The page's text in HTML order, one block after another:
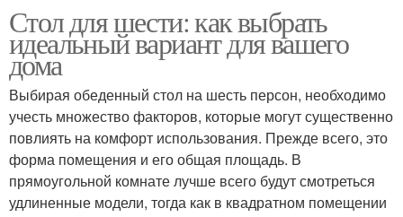
Стол для шести: как выбрать
идеальный вариант для вашего
дома
Выбирая обеденный стол на шесть персон, необходимо
учесть множество факторов, которые могут существенно
повлиять на комфорт использования. Прежде всего, это
форма помещения и его общая площадь. В
прямоугольной комнате лучше всего будут смотреться
удлиненные модели, тогда как в квадратном помещении